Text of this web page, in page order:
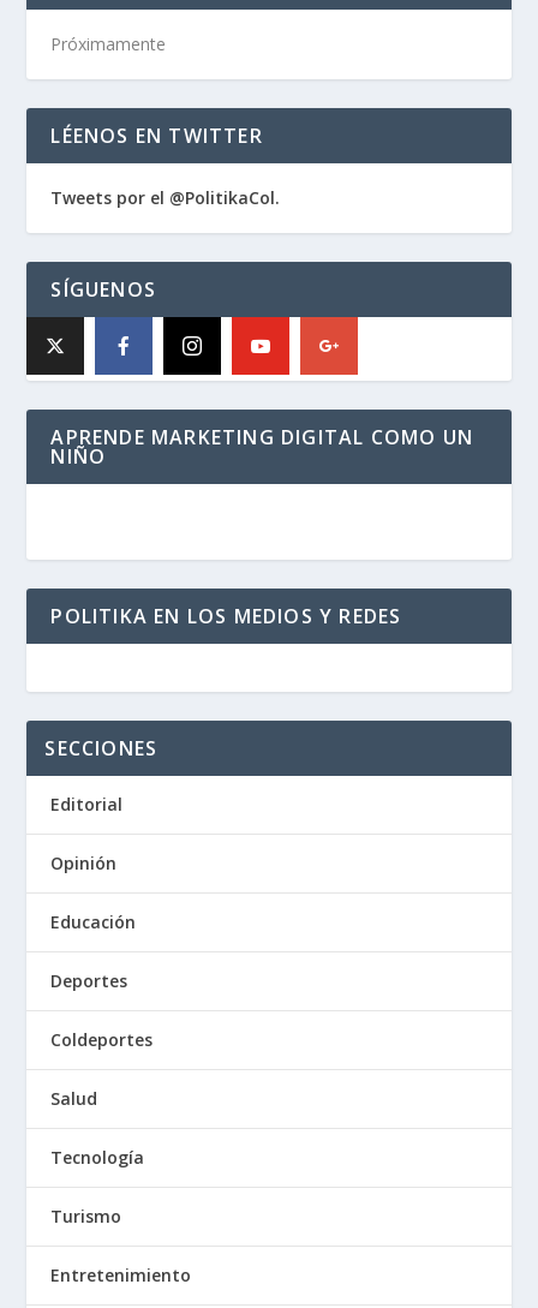
Próximamente
LÉENOS EN TWITTER
Tweets por el @PolitikaCol.
SÍGUENOS
APRENDE MARKETING DIGITAL COMO UN
NIÑO
POLITIKA EN LOS MEDIOS Y REDES
SECCIONES
Editorial
Opinión
Educación
Deportes
Coldeportes
Salud
Tecnología
Turismo
Entretenimiento